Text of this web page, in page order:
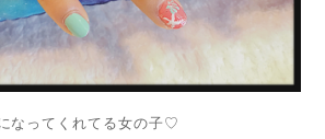
なってくれてる女の子♡